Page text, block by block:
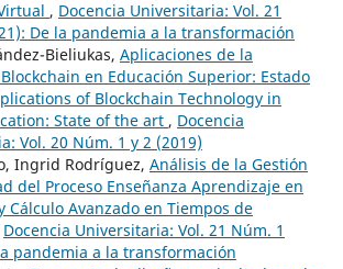
, Docencia Universitaria: Vol. 21
De la pandemia a la transformación
Bieliukas, Aplicaciones de la
en Educación Superior: Estado
of Blockchain Technology in
State of the art , Docencia
Vol. 20 Núm. 1 y 2 (2019)
Ingrid Rodríguez, Análisis de la Gestión
del Proceso Enseñanza Aprendizaje en
Cálculo Avanzado en Tiempos de
Docencia Universitaria: Vol. 21 Núm. 1
pandemia a la transformación